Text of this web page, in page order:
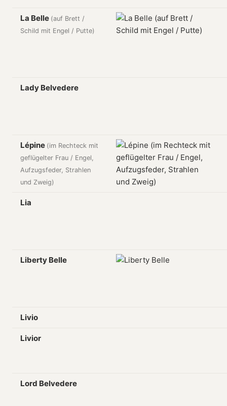
La Belle (auf Brett /
Schild mit Engel / Putte)
Lady Belvedere
Lépine (im Rechteck mit
geflügelter Frau / Engel,
Aufzugsfeder, Strahlen
und Zweig)
Lia
Liberty Belle
Livio
Livior
Lord Belvedere